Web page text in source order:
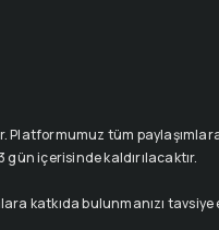
tüm paylaşımlara
içerisinde kaldırılacaktır.
katkıda bulunmanızı tavsiye